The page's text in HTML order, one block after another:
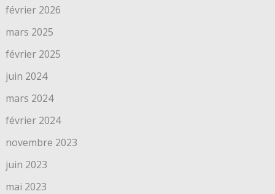
février 2026
mars 2025
février 2025
juin 2024
mars 2024
février 2024
novembre 2023
juin 2023
mai 2023